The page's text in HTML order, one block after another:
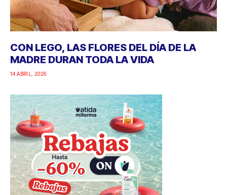
CON LEGO, LAS FLORES DEL DÍA DE LA
MADRE DURAN TODA LA VIDA
14 ABRIL, 2026